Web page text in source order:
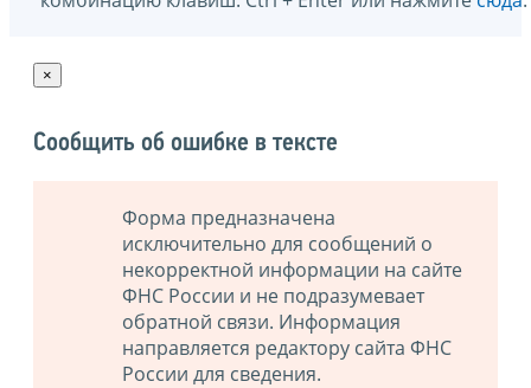
×
Сообщить об ошибке в тексте
Форма предназначена
исключительно для сообщений о
некорректной информации на сайте
ФНС России и не подразумевает
обратной связи. Информация
направляется редактору сайта ФНС
России для сведения.